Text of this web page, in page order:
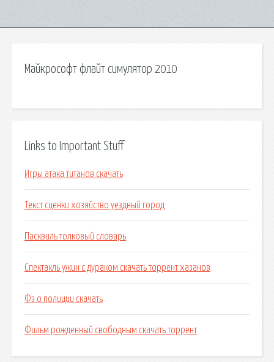
Майкрософт флайт симулятор 2010
Links to Important Stuff
Игры атака титанов скачать
Текст сценки хозяйство уездный город
Пасквиль толковый словарь
Спектакль ужин с дураком скачать торрент хазанов
Фз о полиции скачать
Фильм рожденный свободным скачать торрент